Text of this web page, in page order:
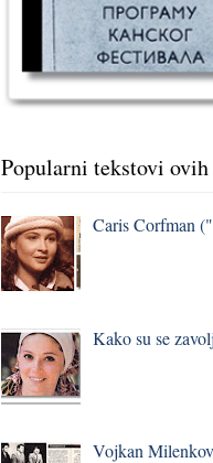
Popularni tekstovi ovih
Caris Corfman
Kako su se
Vojkan